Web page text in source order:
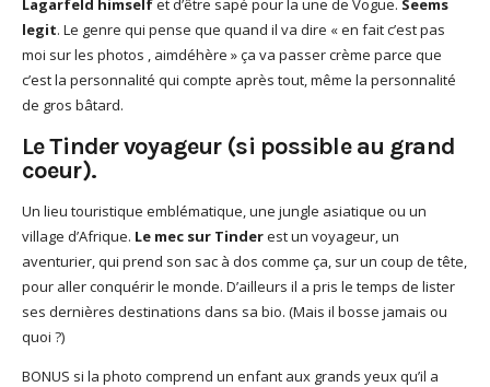
Lagarfeld himselfet d’être sapé pour la une de Vogue. Seems
legit. Le genre qui pense que quand il va dire « en fait c’est pas
moi sur les photos , aimdéhère » ça va passer crème parce que
c’est la personnalité qui compte après tout, même la personnalité
de gros bâtard.
Le Tinder voyageur (si possible au grand
coeur).
Un lieu touristique emblématique, une jungle asiatique ou un
village d’Afrique. Le mec sur Tinderest un voyageur, un
aventurier, qui prend son sac à dos comme ça, sur un coup de tête,
pour aller conquérir le monde. D’ailleurs il a pris le temps de lister
ses dernières destinations dans sa bio. (Mais il bosse jamais ou
quoi ?)
BONUS si la photo comprend un enfant aux grands yeux qu’il a